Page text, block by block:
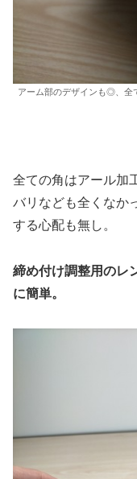
アーム部のデザインも◎、全
全ての角はアール加
バリなども全くなか
する心配も無し。
締め付け調整用のレ
に簡単。